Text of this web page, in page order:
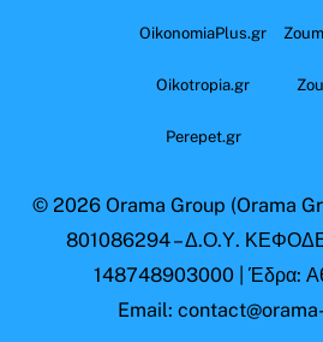
OikonomiaPlus.gr
Oikotropia.gr
Perepet.gr
© 2026 Orama Group (Orama
801086294 – Δ.Ο.Υ. ΚΕΦΟΔΕ
148748903000 | Έδρα:
Email: